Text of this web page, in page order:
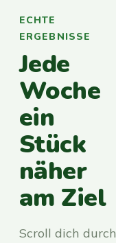
ECHTE
ERGEBNISSE
Jede
Woche
ein
Stück
näher
am Ziel
Scroll dich durch